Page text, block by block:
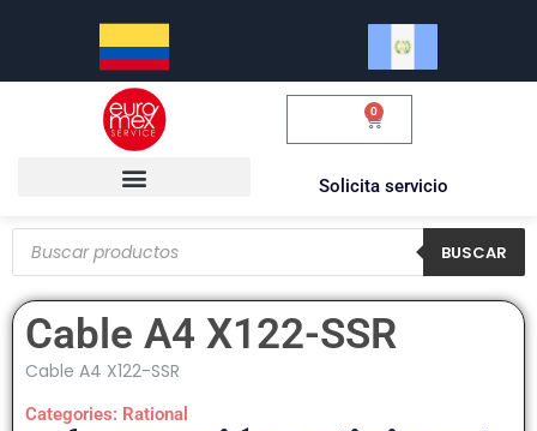
0
Solicita servicio
BUSCAR
Cable A4 X122-SSR
Cable A4 X122-SSR
Categories: Rational